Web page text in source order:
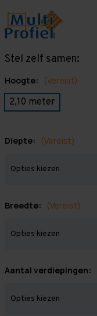
Stel zelf samen:
Hoogte: (Vereist)
2,10 meter
Diepte: (Vereist)
Breedte: (Vereist)
Aantal verdiepingen: